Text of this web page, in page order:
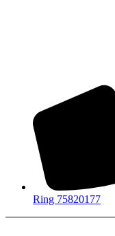
Ring 75820177